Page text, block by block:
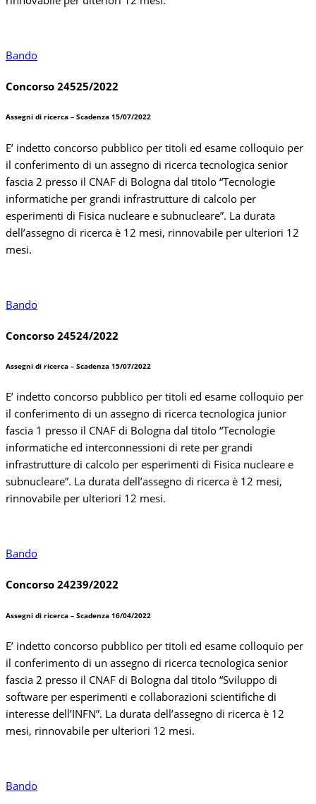
Bando
Concorso 24525/2022
Assegni di ricerca – Scadenza 15/07/2022
E’ indetto concorso pubblico per titoli ed esame colloquio per
il conferimento di un assegno di ricerca tecnologica senior
fascia 2 presso il CNAF di Bologna dal titolo “Tecnologie
informatiche per grandi infrastrutture di calcolo per
esperimenti di Fisica nucleare e subnucleare”. La durata
dell’assegno di ricerca è 12 mesi, rinnovabile per ulteriori 12
mesi.
Bando
Concorso 24524/2022
Assegni di ricerca – Scadenza 15/07/2022
E’ indetto concorso pubblico per titoli ed esame colloquio per
il conferimento di un assegno di ricerca tecnologica junior
fascia 1 presso il CNAF di Bologna dal titolo “Tecnologie
informatiche ed interconnessioni di rete per grandi
infrastrutture di calcolo per esperimenti di Fisica nucleare e
subnucleare”. La durata dell’assegno di ricerca è 12 mesi,
rinnovabile per ulteriori 12 mesi.
Bando
Concorso 24239/2022
Assegni di ricerca – Scadenza 16/04/2022
E’ indetto concorso pubblico per titoli ed esame colloquio per
il conferimento di un assegno di ricerca tecnologica senior
fascia 2 presso il CNAF di Bologna dal titolo “Sviluppo di
software per esperimenti e collaborazioni scientifiche di
interesse dell’INFN”. La durata dell’assegno di ricerca è 12
mesi, rinnovabile per ulteriori 12 mesi.
Bando